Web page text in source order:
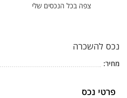
צפה בכל הנכסים שלי
נכס להשכרה
מחיר:
פרטי נכס